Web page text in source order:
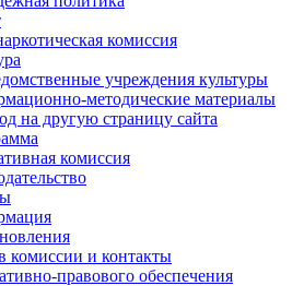
комиссия
учреждения культуры
методические материалы
на другую страницу сайта
комиссия
комиссии и контакты
правового обеспечения